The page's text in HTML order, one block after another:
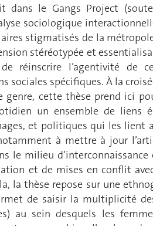
dans le Gangs Project
sociologique
stigmatisés de la
stéréotypée et
réinscrire l’agentivité de
sociales spécifiques. À la
cette thèse prend ici
un ensemble de liens
et politiques qui les lient
à mettre à jour
le milieu
et de mises en conflit
la thèse repose sur une
de saisir la multiplicité
au sein desquels les